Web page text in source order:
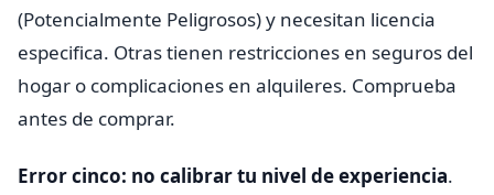
(Potencialmente Peligrosos) y necesitan licencia
especifica. Otras tienen restricciones en seguros del
hogar o complicaciones en alquileres. Comprueba
antes de comprar.
Error cinco: no calibrar tu nivel de experiencia.